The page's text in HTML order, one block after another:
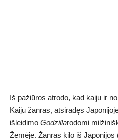
Iš pažiūros atrodo, kad kaiju ir
Kaiju žanras, atsiradęs
išleidimo Godzillarodomi
Žemėje. Žanras kilo iš Japonijos